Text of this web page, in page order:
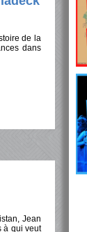
de la
dans
Jean
à qui veut